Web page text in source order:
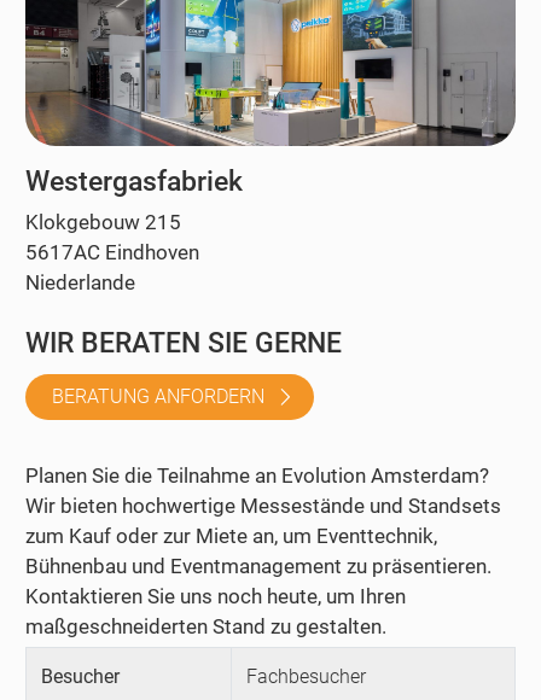
Westergasfabriek
Klokgebouw 215
5617AC Eindhoven
Niederlande
WIR BERATEN SIE GERNE
BERATUNG ANFORDERN
Planen Sie die Teilnahme an Evolution Amsterdam?
Wir bieten hochwertige Messestände und Standsets
zum Kauf oder zur Miete an, um Eventtechnik,
Bühnenbau und Eventmanagement zu präsentieren.
Kontaktieren Sie uns noch heute, um Ihren
maßgeschneiderten Stand zu gestalten.
Besucher Fachbesucher